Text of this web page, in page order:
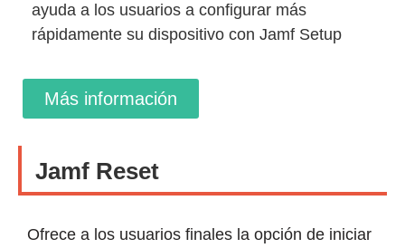
ayuda a los usuarios a configurar más
rápidamente su dispositivo con Jamf Setup
Más información
Jamf Reset
Ofrece a los usuarios finales la opción de iniciar